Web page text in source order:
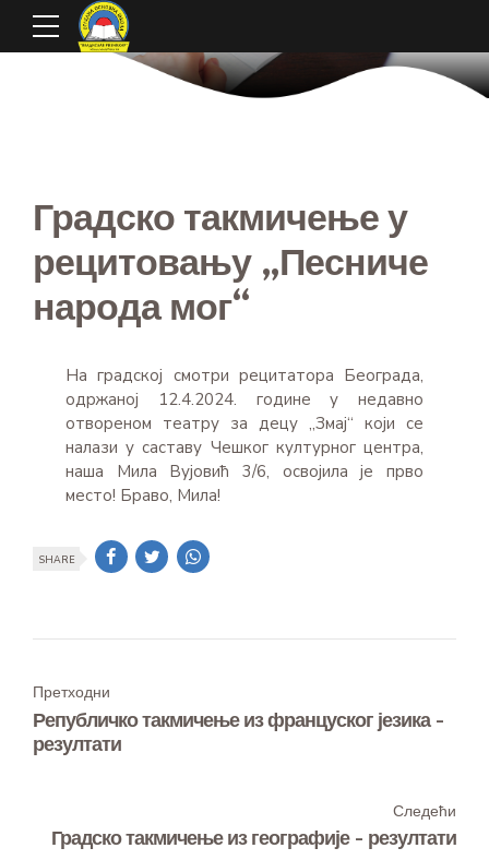
Градско такмичење у
рецитовању „Песниче
народа мог“
На градској смотри рецитатора Београда,
одржаној 12.4.2024. године у недавно
отвореном театру за децу „Змај“ који се
налази у саставу Чешког културног центра,
наша Мила Вујовић 3/6, освојила је прво
место! Браво, Мила!
SHARE
Претходни
Републичко такмичење из француског језика -
резултати
Следећи
Градско такмичење из географије - резултати